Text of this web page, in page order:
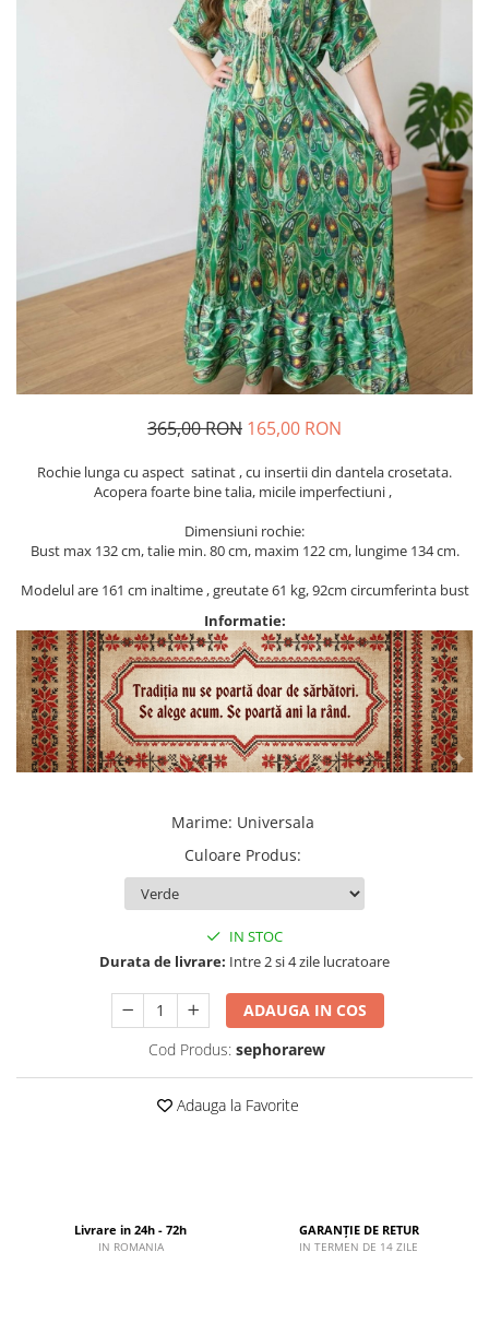
Incaltaminte
365,00 RON 165,00 RON
Rochie lunga cu aspect satinat , cu insertii din dantela crosetata.
Acopera foarte bine talia, micile imperfectiuni ,
Dimensiuni rochie:
Bust max 132 cm, talie min. 80 cm, maxim 122 cm, lungime 134 cm.
Modelul are 161 cm inaltime , greutate 61 kg, 92cm circumferinta bust
Informatie:
Marime: Universala
Culoare Produs:
IN STOC
Durata de livrare: Intre 2 si 4 zile lucratoare
ADAUGA IN COS
Cod Produs: sephorarew
Adauga la Favorite
Livrare in 24h - 72h
IN ROMANIA
GARANȚIE DE RETUR
IN TERMEN DE 14 ZILE